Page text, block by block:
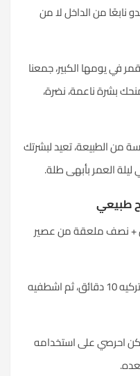
نابعًا من الداخل لا من
في يومها الكبير، جمعنا
تمنحك بشرة ناعمة، نضرة،
الطبيعة، تعيد لبشرتك
العمر بأبهى طلة.
+ نصف ملعقة من عصير
الطريقة: ادهني المزيج على الوجه واتركيه 10 دقائق، ثم اشطفيه
احرصي على استخدامه